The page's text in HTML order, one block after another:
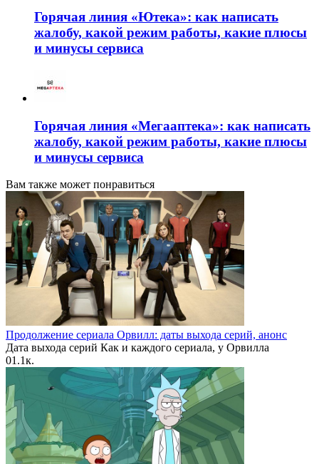
Горячая линия «Ютека»: как написать
жалобу, какой режим работы, какие плюсы
и минусы сервиса
Горячая линия «Мегааптека»: как написать
жалобу, какой режим работы, какие плюсы
и минусы сервиса
Вам также может понравиться
Продолжение сериала Орвилл: даты выхода серий, анонс
Дата выхода серий Как и каждого сериала, у Орвилла
01.1к.